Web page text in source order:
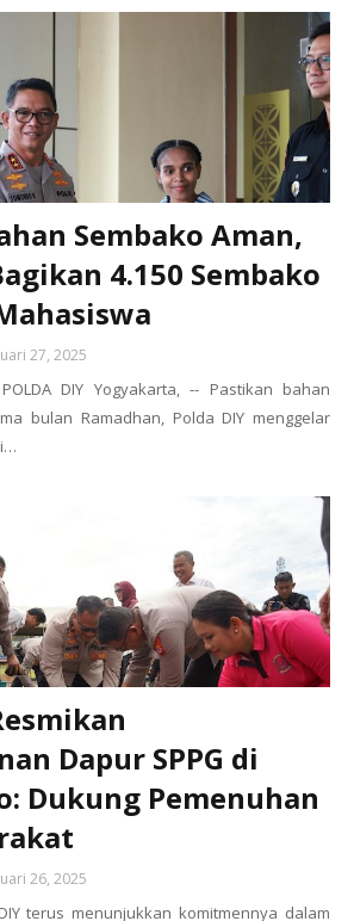
Sembako Aman,
4.150 Sembako
27, 2025
POLDA DIY Yogyakarta, -- Pastikan bahan
bulan Ramadhan, Polda DIY menggelar
Dapur SPPG di
Dukung Pemenuhan
26, 2025
terus menunjukkan komitmennya dalam